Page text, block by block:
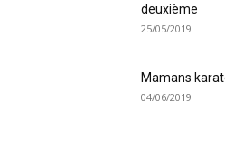
deuxième
25/05/2019
Mamans
04/06/2019